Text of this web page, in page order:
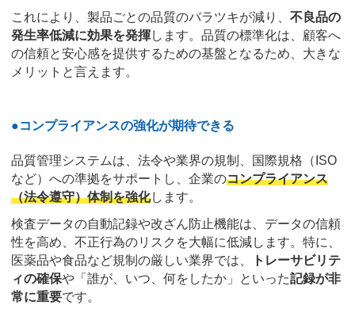
これにより、製品ごとの品質のバラツキが減り、 不良品の
発生率低減に効果を発揮します。品質の標準化は、顧客へ
の信頼と安心感を提供するための基盤となるため、大きな
メリットと言えます。
●コンプライアンスの強化が期待できる
品質管理システムは、法令や業界の規制、国際規格（ISO
など）への準拠をサポートし、企業のコンプライアンス
（法令遵守）体制を強化します。
検査データの自動記録や改ざん防止機能は、データの信頼
性を高め、不正行為のリスクを大幅に低減します。特に、
医薬品や食品など規制の厳しい業界では、
トレーサビリテ
ィの確保や「誰が、いつ、何をしたか」といった記録が非
常に重要です。